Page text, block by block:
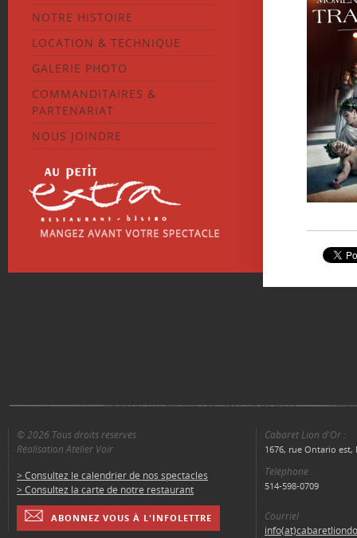
NOTRE HISTOIRE
LOCATION & TECHNIQUE
GALERIE PHOTO
COMMANDITAIRES &
PARTENARIAT
NOUS JOINDRE
© 2026 Tous droits réservés
Réalisation Atelier Voir
> Consultez le calendrier de nos spectacles
> Consultez la carte de notre restaurant
ABONNEZ VOUS À L'INFOLETTRE
Cabaret Lion d'Or :
1676, rue Ontario est,
Téléphone
514-598-0709
Courriel